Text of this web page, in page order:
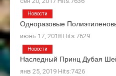
Одноразовые
июнь 17, 2018 Hits:7629
Новости
Наследный Принц Дубая
янв 25, 2019 Hits:7426
Новости